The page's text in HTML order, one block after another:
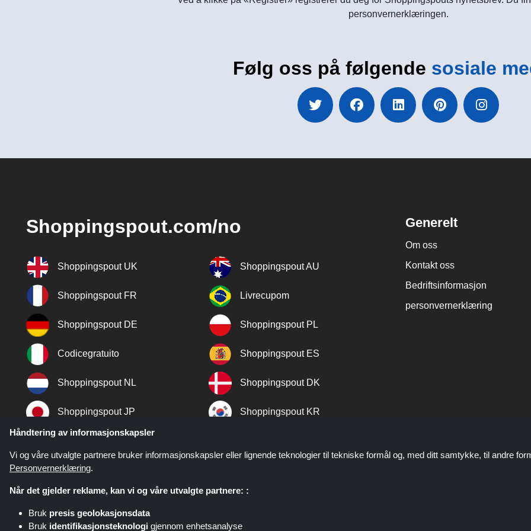
personvernerklæringen.
Følg oss på følgende sosiale
Shoppingspout.com/no
Shoppingspout UK Shoppingspout AU
Shoppingspout FR Livrecupom
Shoppingspout DE Shoppingspout PL
Codicegratuito Shoppingspout ES
Shoppingspout NL Shoppingspout DK
Shoppingspout JP Shoppingspout KR
Shoppingspout TR
Generelt
Om oss
Kontakt oss
Bedriftsinformasjon
personvernerklæring
Håndtering av informasjonskapsler
Vi og våre utvalgte partnere bruker informasjonskapsler eller lignende teknologier til tekniske formål og, med ditt samtykke, til andre
Personvernerklæring.
Når det gjelder reklame, kan vi og våre utvalgte partnere: :
Bruk presis geolokasjonsdata
Bruk identifikasjonsteknologi gjennom enhetsanalyse